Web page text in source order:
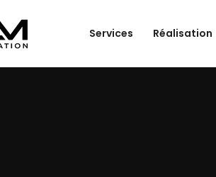
Services Réalisation